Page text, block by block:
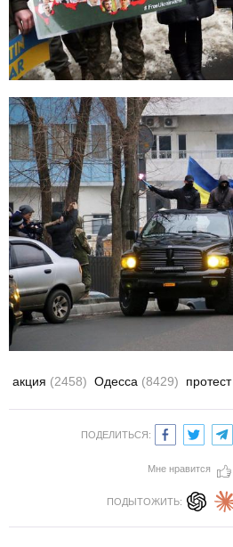
акция (2458) Одесса (8429) протест
ПОДЕЛИТЬСЯ:
Мне нравится
ПОДЫТОЖИТЬ: